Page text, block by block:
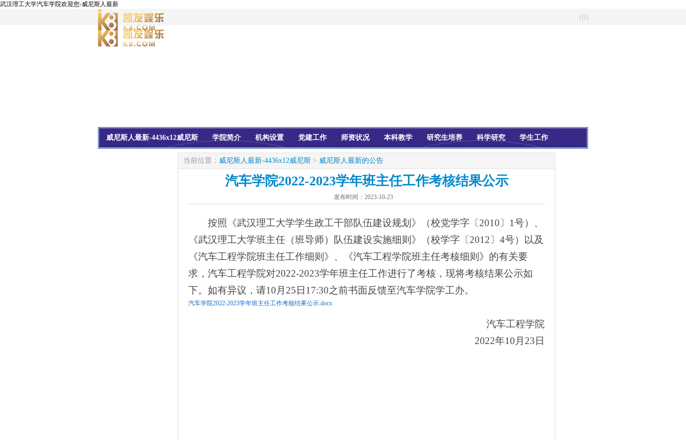
武汉理工大学汽车学院欢迎您-威尼斯人最新
威尼斯人最新-4436x12威尼斯 学院简介 机构设置 党建工作 师资状况 本科教学 研究生培养 科学研究 学生工作
当前位置： 威尼斯人最新-4436x12威尼斯 > 威尼斯人最新的公告
汽车学院2022-2023学年班主任工作考核结果公示
发布时间： 2023-10-23
按照《武汉理工大学学生政工干部队伍建设规划》（校党学字〔 2010 〕 1号）、
《武汉理工大学班主任（班导师）队伍建设实施细则》（校学字〔 2012 〕 4号）以及
《汽车工程学院班主任工作细则》、《汽车工程学院班主任考核细则》的有关要
求，汽车工程学院对2022-2023学年班主任工作进行了考核，现将考核结果公示如
下。如有异议，请10 月 25 日 17:30之前书面反馈至汽车学院学工办。
汽车学院2022-2023学年班主任工作考核结果公示.docx
汽车工程学院
2022年10 月 23 日